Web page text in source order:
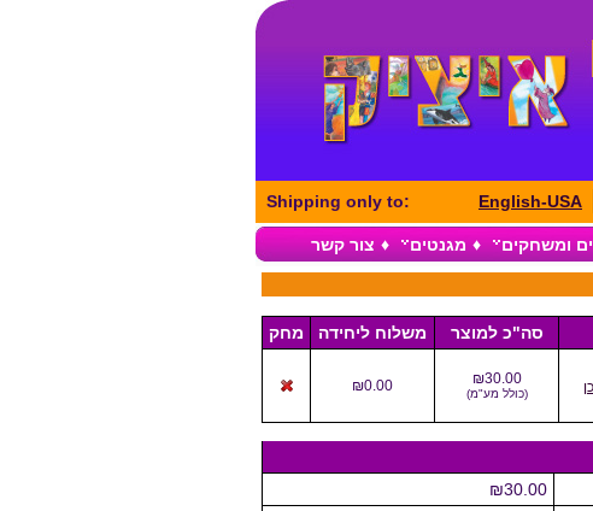
English-USA
Shipping only to:
ומשחקים ♦ מגנטים ♦ צור קשר
סה"כ למוצר משלוח ליחידה מחק
₪30.00
(כולל מע"מ)
₪0.00
₪30.00